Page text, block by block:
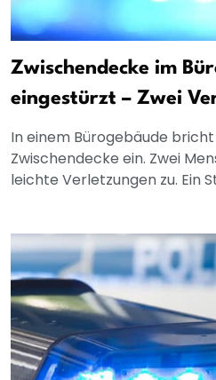
Zwischendecke im
eingestürzt – Zwei
In einem Bürogebäude
Zwischendecke ein. Zwei
leichte Verletzungen zu. Ein